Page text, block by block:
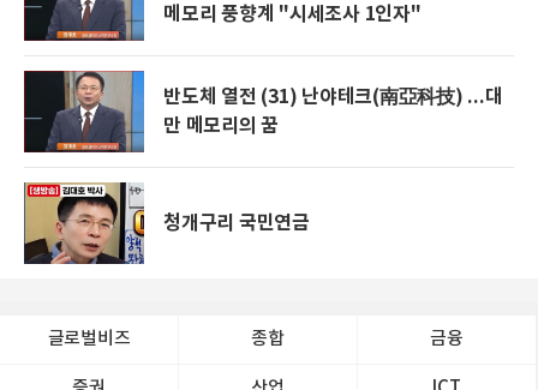
메모리 풍향계 "시세조사 1인자"
반도체 열전 (31) 난야테크(南亞科技) ...대
만 메모리의 꿈
청개구리 국민연금
글로벌비즈 종합 금융